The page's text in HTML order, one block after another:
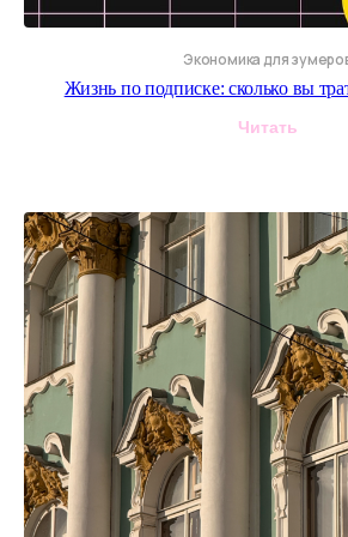
Экономика для
Жизнь по подписке: сколько вы
Читать
Заколлабились с двумя спотами Surf
чтобы сделать спешл экскурсию
с медийным гидом города
ЩУКА х Surf coffee